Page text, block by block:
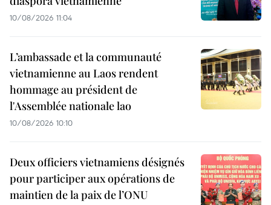
10/08/2026 11:04
L’ambassade et la communauté
vietnamienne au Laos rendent
hommage au président de
l'Assemblée nationale lao
10/08/2026 10:10
Deux officiers vietnamiens désignés
pour participer aux opérations de
maintien de la paix de l’ONU